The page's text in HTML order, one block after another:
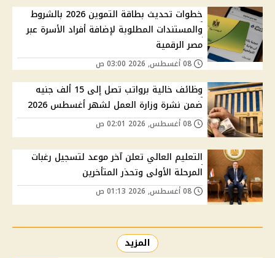
خطوات تحديث بطاقة التموين 2026 بالشروط
والمستندات المطلوبة لإضافة أفراد الأسرة عبر
مصر الرقمية
وظائف خالية برواتب تصل إلى 15 ألف جنيه
ضمن نشرة وزارة العمل لشهر أغسطس 2026
التعليم العالي تعلن آخر موعد لتسجيل رغبات
المرحلة الأولى وتحذر المتأخرين
المزيد